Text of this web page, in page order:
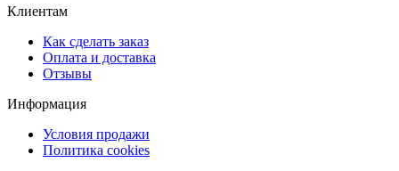
Клиентам
Как сделать заказ
Оплата и доставка
Отзывы
Информация
Условия продажи
Политика cookies